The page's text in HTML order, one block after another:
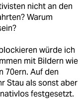
nicht an den
Warum
würde ich
mit Bildern wie
70ern. Auf den
Stau als sonst aber
festgesetzt.